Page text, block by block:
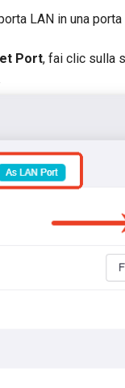
LAN in una porta
Port, fai clic sulla